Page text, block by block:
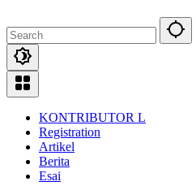
KONTRIBUTOR L
Registration
Artikel
Berita
Esai